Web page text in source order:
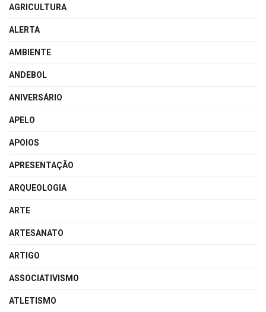
AGRICULTURA
ALERTA
AMBIENTE
ANDEBOL
ANIVERSÁRIO
APELO
APOIOS
APRESENTAÇÃO
ARQUEOLOGIA
ARTE
ARTESANATO
ARTIGO
ASSOCIATIVISMO
ATLETISMO